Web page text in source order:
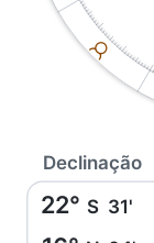
B
Declinação
22° S 31'